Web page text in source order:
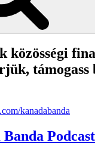
közösségi
támogass